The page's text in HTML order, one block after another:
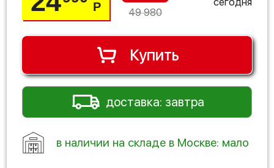
Р 49 980
Купить
доставка: завтра
в наличии на складе в Москве: мало